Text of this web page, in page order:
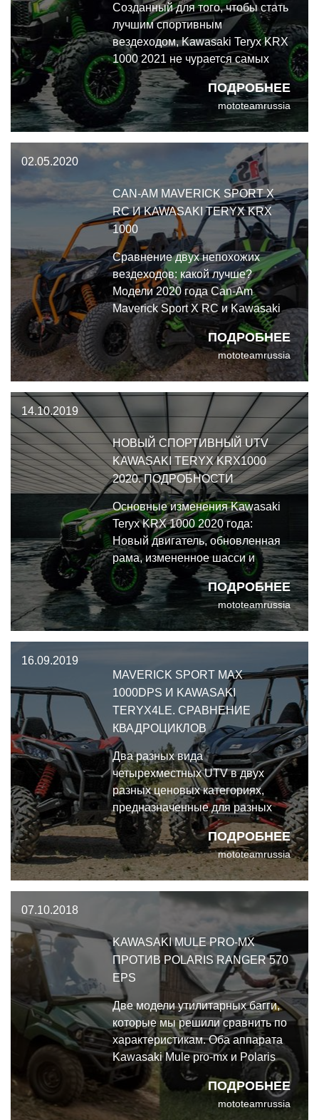
ПОДРОБНЕЕ
Созданный для того, чтобы стать
лучшим спортивным
вездеходом, Kawasaki Teryx KRX
1000 2021 не чурается самых
сложных трасс в мире. Он
сочетает в себе мощность,
производительность и
универсальность, невероятный
уровень комфорта и
превосходное качество
изготовления вездеходов
Kawasaki.
mototeamrussia
02.05.2020
CAN-AM MAVERICK SPORT X
RC И KAWASAKI TERYX KRX
1000
ПОДРОБНЕЕ
Сравнение двух непохожих
вездеходов: какой лучше?
Модели 2020 года Can-Am
Maverick Sport X RC и Kawasaki
Teryx KRX 1000 Мы выяснили
несколько моментов.
mototeamrussia
14.10.2019
НОВЫЙ СПОРТИВНЫЙ UTV
KAWASAKI TERYX KRX1000
2020. ПОДРОБНОСТИ
ПОДРОБНЕЕ
Основные изменения Kawasaki
Teryx KRX 1000 2020 года:
Новый двигатель, обновленная
рама, измененное шасси и
многое другое.
mototeamrussia
16.09.2019
MAVERICK SPORT MAX
1000DPS И KAWASAKI
TERYX4LE. СРАВНЕНИЕ
КВАДРОЦИКЛОВ
ПОДРОБНЕЕ
Два разных вида
четырехместных UTV в двух
разных ценовых категориях,
предназначенные для разных
потребителей. Сравниваем
квадроциклы Can-Am Maverick
Sport Max 1000DPS и Kawasaki
Teryx4LE
mototeamrussia
07.10.2018
KAWASAKI MULE PRO-MX
ПРОТИВ POLARIS RANGER 570
EPS
ПОДРОБНЕЕ
Две модели утилитарных багги,
которые мы решили сравнить по
характеристикам. Оба аппарата
Kawasaki Mule pro-mx и Polaris
Ranger 570 eps показали себя
настоящими рабочими
лошадками.
mototeamrussia